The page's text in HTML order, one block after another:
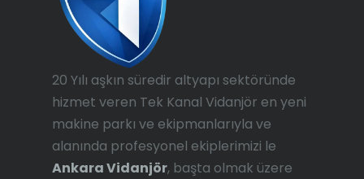
20 Yılı aşkın süredir altyapı sektöründe
hizmet veren Tek Kanal Vidanjör en yeni
makine parkı ve ekipmanlarıyla ve
alanında profesyonel ekiplerimizi le
Ankara Vidanjör, başta olmak üzere